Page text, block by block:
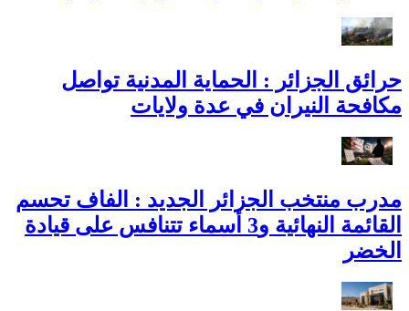
حرائق الجزائر : الحماية المدنية تواصل
مكافحة النيران في عدة ولايات
مدرب منتخب الجزائر الجديد : الفاف تحسم
القائمة النهائية و3 أسماء تتنافس على قيادة
الخضر